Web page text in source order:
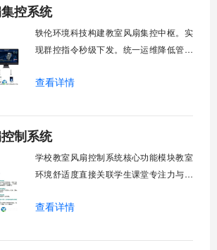
控系统
轶伦环境科技构建教室风扇集控中枢。实
现群控指令秒级下发。统一运维降低管理
巡检盲区。保障教学环境温湿度适宜。数
块清单：远程集中控制。智能定时调度。
环境自适应调节。能耗监测统计。故障预
查看详情
制系统
学校教室风扇控制系统核心功能模块教室
环境舒适度直接关联学生课堂专注力与学
领域，打造教室风扇控制系统，实现温度
分组联动、安全防护六大模块一体化运
查看详情